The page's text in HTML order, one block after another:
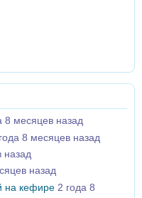
8 месяцев назад
8 месяцев назад
назад
назад
на кефире 2 года 8